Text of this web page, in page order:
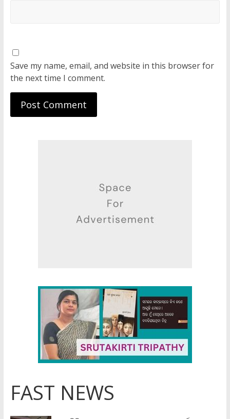
Save my name, email, and website in this browser for
the next time I comment.
FAST NEWS